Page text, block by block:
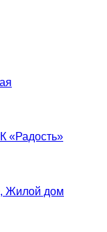
«Радость»
Жилой дом